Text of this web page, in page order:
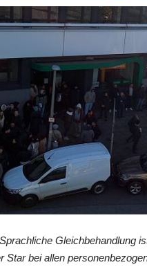
Gleichbehandlung
bei allen